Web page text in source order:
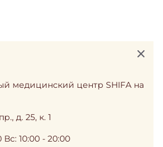
медицинский центр SHIFA на
д. 25, к. 1
10:00 - 20:00